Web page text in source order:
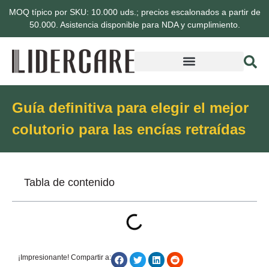
MOQ típico por SKU: 10.000 uds.; precios escalonados a partir de
50.000. Asistencia disponible para NDA y cumplimiento.
Guía definitiva para elegir el mejor
colutorio para las encías retraídas
Tabla de contenido
¡Impresionante! Compartir a: